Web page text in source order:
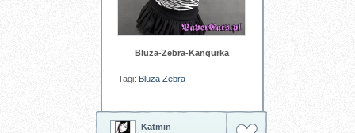
Bluza-Zebra-Kangurka
Tagi: Bluza Zebra
Katmin